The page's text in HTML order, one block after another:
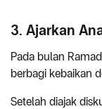
3. Ajarkan
Pada bulan
berbagi kebaikan
Setelah diajak